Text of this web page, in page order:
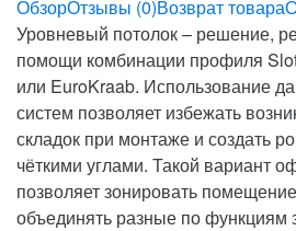
ОбзорОтзывы (0)Возврат товара
Уровневый потолок – решение,
помощи комбинации профиля
или EuroKraab. Использование
систем позволяет избежать
складок при монтаже и создать
чёткими углами. Такой вариант
позволяет зонировать
объединять разные по функциям